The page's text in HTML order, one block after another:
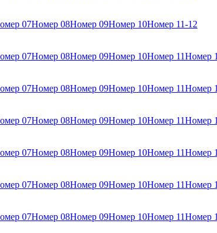
07Номер 08Номер 09Номер 10Номер 11-12
07Номер 08Номер 09Номер 10Номер 11Номер
07Номер 08Номер 09Номер 10Номер 11Номер
07Номер 08Номер 09Номер 10Номер 11Номер
07Номер 08Номер 09Номер 10Номер 11Номер
07Номер 08Номер 09Номер 10Номер 11Номер
07Номер 08Номер 09Номер 10Номер 11Номер